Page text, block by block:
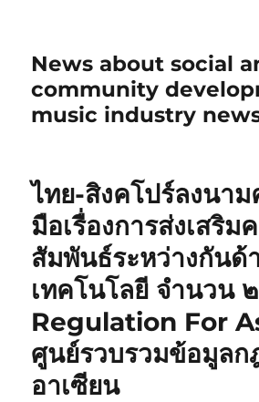
News about social
community
music industry
ไทย-สิงคโปร์ลงนา
มือเรื่องการส่งเสริม
สัมพันธ์ระหว่างกันด้
เทคโนโลยี จำนวน
Regulation For
ศูนย์รวบรวมข้อมูลก
อาเซียน